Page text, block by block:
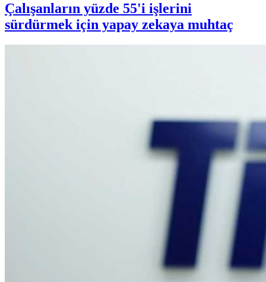
Çalışanların yüzde 55'i işlerini
sürdürmek için yapay zekaya muhtaç